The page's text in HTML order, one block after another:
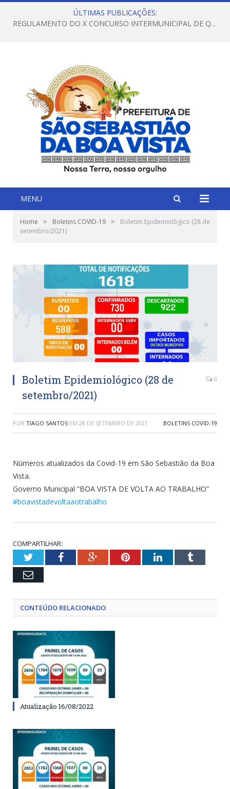
ÚLTIMAS PUBLICAÇÕES:
REGULAMENTO DO X CONCURSO INTERMUNICIPAL DE QUADRILHAS JUNINAS – 2026 – ARRAIÁ DA VENEZA
MENU
Home » Boletins COVID-19 »
Boletim Epidemiológico (28 de
setembro/2021)
Boletim Epidemiológico (28 de
setembro/2021)
0
POR TIAGO SANTOS EM 28 DE SETEMBRO DE 2021 BOLETINS COVID-19
Números atualizados da Covid-19 em São Sebastião da Boa
Vista.
Governo Municipal “BOA VISTA DE VOLTA AO TRABALHO”
#boavistadevoltaaotrabalho
COMPARTILHAR:
TwitterFacebookGoogle+PinterestLinkedInTumblr
Email
CONTEÚDO RELACIONADO
Atualização 16/08/2022